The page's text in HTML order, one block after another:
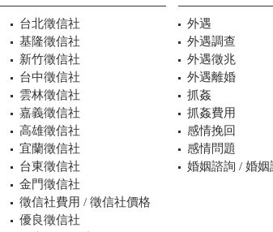
台北徵信社
基隆徵信社
新竹徵信社
台中徵信社
雲林徵信社
嘉義徵信社
高雄徵信社
宜蘭徵信社
台東徵信社
金門徵信社
徵信社費用 / 徵信社價格
優良徵信社
外遇
外遇調查
外遇徵兆
外遇離婚
抓姦
抓姦費用
感情挽回
感情問題
婚姻諮詢 / 婚姻